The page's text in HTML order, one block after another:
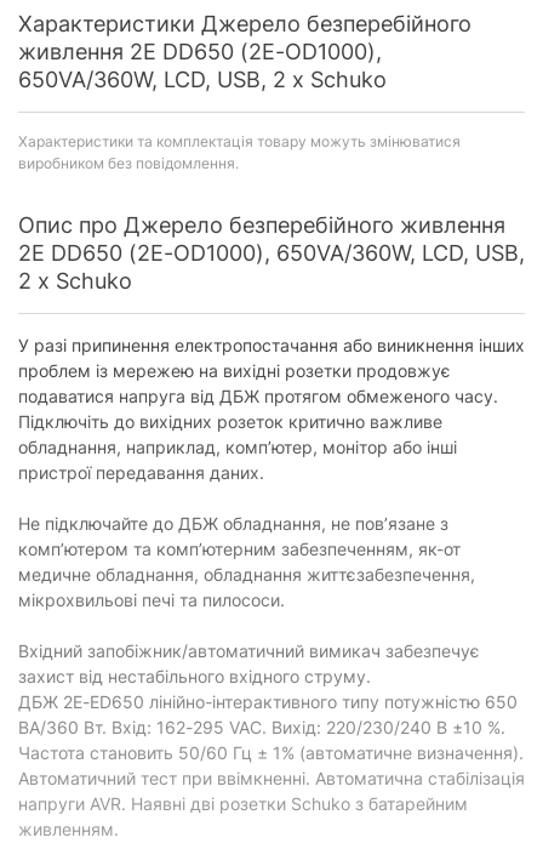
Характеристики Джерело безперебійного
живлення 2E DD650 (2E-OD1000),
650VA/360W, LCD, USB, 2 x Schuko
Характеристики та комплектація товару можуть змінюватися
виробником без повідомлення.
Опис про Джерело безперебійного живлення
2E DD650 (2E-OD1000), 650VA/360W, LCD, USB,
2 x Schuko
У разі припинення електропостачання або виникнення інших
проблем із мережею на вихідні розетки продовжує
подаватися напруга від ДБЖ протягом обмеженого часу.
Підключіть до вихідних розеток критично важливе
обладнання, наприклад, комп’ютер, монітор або інші
пристрої передавання даних.
Не підключайте до ДБЖ обладнання, не пов’язане з
комп’ютером та комп’ютерним забезпеченням, як-от
медичне обладнання, обладнання життєзабезпечення,
мікрохвильові печі та пилососи.
Вхідний запобіжник/автоматичний вимикач забезпечує
захист від нестабільного вхідного струму.
ДБЖ 2E-ED650 лінійно-інтерактивного типу потужністю 650
ВА/360 Вт. Вхід: 162-295 VAC. Вихід: 220/230/240 В ±10 %.
Частота становить 50/60 Гц ± 1% (автоматичне визначення).
Автоматичний тест при ввімкненні. Автоматична стабілізація
напруги AVR. Наявні дві розетки Schuko з батарейним
живленням.